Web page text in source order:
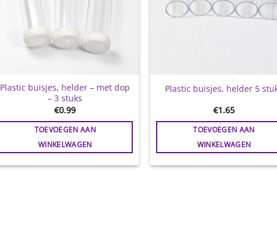
Plastic buisjes, helder – met dop
– 3 stuks
€0.99
TOEVOEGEN AAN
WINKELWAGEN
Plastic buisjes, helder 5
€1.65
TOEVOEGEN AAN
WINKELWAGEN